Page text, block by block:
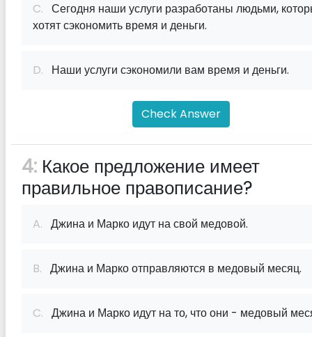
C. Сегодня наши услуги разработаны людьми,
хотят сэкономить время и деньги.
D. Наши услуги сэкономили вам время и деньги.
Check Answer
4: Какое предложение имеет
правильное правописание?
A. Джина и Марко идут на свой медовой.
B. Джина и Марко отправляются в медовый месяц.
C. Джина и Марко идут на то, что они - медовый